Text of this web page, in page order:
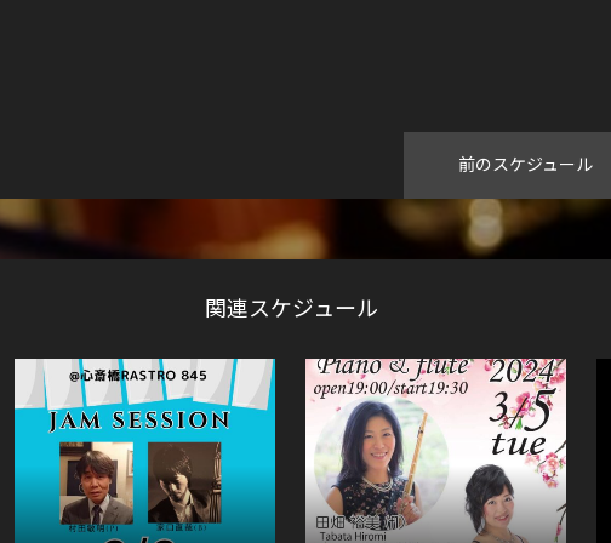
前のスケジュール
関連スケジュール